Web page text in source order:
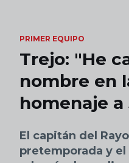
PRIMER EQUIPO
Trejo: "He
nombre en
homenaje
El capitán del
pretemporada y